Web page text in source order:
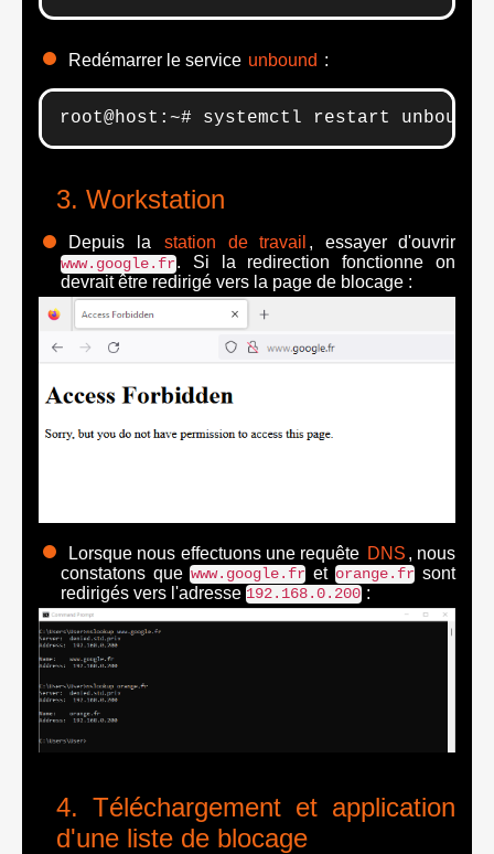
Redémarrer le service unbound :
root@host:~# systemctl restart unbound
Workstation
Depuis la station de travail , essayer d'ouvrir
www.google.fr. Si la redirection fonctionne on
devrait être redirigé vers la page de blocage :
Lorsque nous effectuons une requête DNS , nous
constatons quewww.google.fr et orange.fr sont
redirigés vers l'adresse 192.168.0.200:
Téléchargement et application
d'une liste de blocage